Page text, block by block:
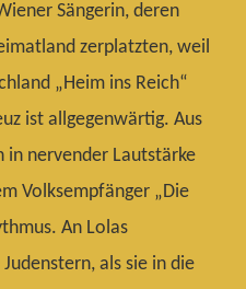
Sängerin, deren
zerplatzten, weil
„Heim ins Reich“
ist allgegenwärtig. Aus
in nervender Lautstärke
Volksempfänger „Die
An Lolas
als sie in die